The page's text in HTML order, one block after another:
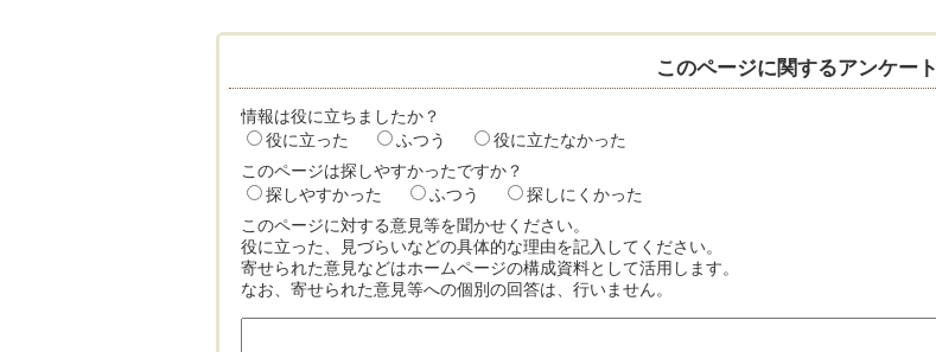
このページに関するアンケート
情報は役に立ちましたか？
役に立った
ふつう
役に立たなかった
このページは探しやすかったですか？
探しやすかった
ふつう
探しにくかった
このページに対する意見等を聞かせください。
役に立った、見づらいなどの具体的な理由を記入してください。
寄せられた意見などはホームページの構成資料として活用します。
なお、寄せられた意見等への個別の回答は、行いません。